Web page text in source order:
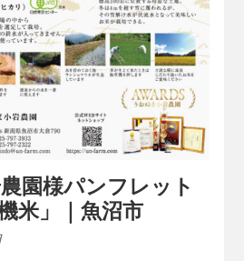
園様パンフレット
米」｜魚沼市